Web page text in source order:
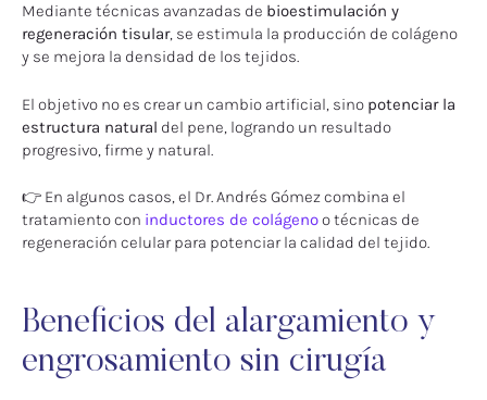
Mediante técnicas avanzadas de bioestimulación y
regeneración tisular, se estimula la producción de colágeno
y se mejora la densidad de los tejidos.
El objetivo no es crear un cambio artificial, sino potenciar la
estructura natural del pene, logrando un resultado
progresivo, firme y natural.
👉 En algunos casos, el Dr. Andrés Gómez combina el
tratamiento con inductores de colágenoo técnicas de
regeneración celular para potenciar la calidad del tejido.
Beneficios del alargamiento y
engrosamiento sin cirugía